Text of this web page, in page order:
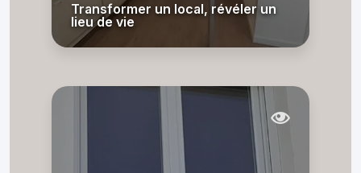
Transformer un local, révéler un
lieu de vie